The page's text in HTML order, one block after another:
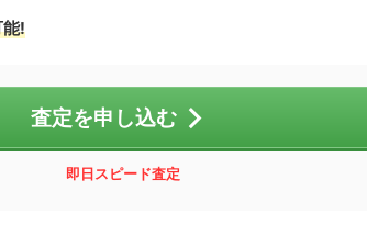
能!
査定を申し込む
即日スピード査定